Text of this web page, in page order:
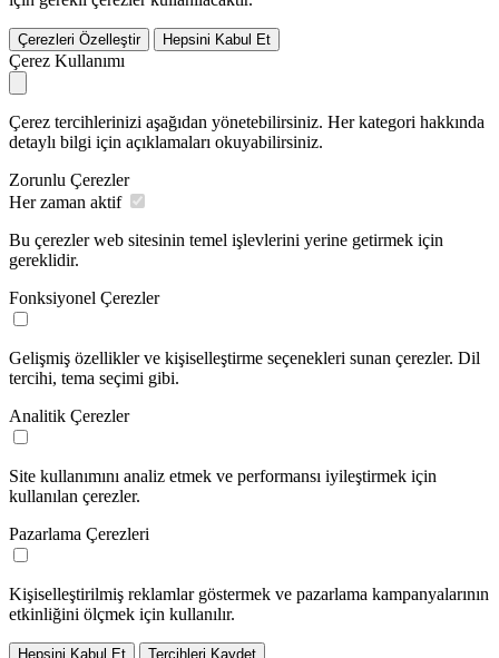
Çerezleri Özelleştir Hepsini Kabul Et
Çerez Kullanımı
Çerez tercihlerinizi aşağıdan yönetebilirsiniz. Her kategori hakkında
detaylı bilgi için açıklamaları okuyabilirsiniz.
Zorunlu Çerezler
Her zaman aktif
Bu çerezler web sitesinin temel işlevlerini yerine getirmek için
gereklidir.
Fonksiyonel Çerezler
Gelişmiş özellikler ve kişiselleştirme seçenekleri sunan çerezler. Dil
tercihi, tema seçimi gibi.
Analitik Çerezler
Site kullanımını analiz etmek ve performansı iyileştirmek için
kullanılan çerezler.
Pazarlama Çerezleri
Kişiselleştirilmiş reklamlar göstermek ve pazarlama kampanyalarının
etkinliğini ölçmek için kullanılır.
Hepsini Kabul Et Tercihleri Kaydet